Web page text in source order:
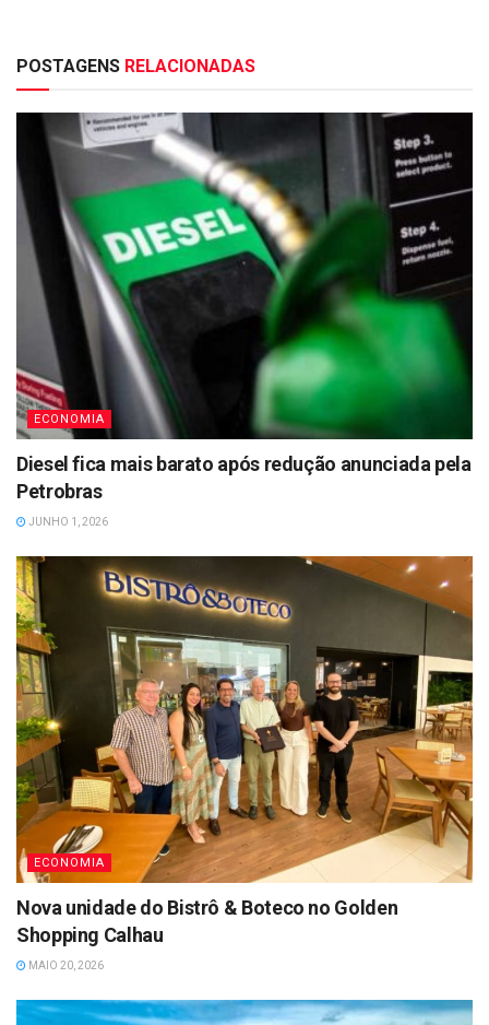
POSTAGENS RELACIONADAS
ECONOMIA
Diesel fica mais barato após redução anunciada pela
Petrobras
JUNHO 1, 2026
ECONOMIA
Nova unidade do Bistrô & Boteco no Golden
Shopping Calhau
MAIO 20, 2026